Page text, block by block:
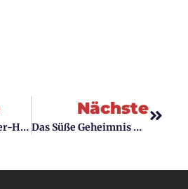
Schnelle Gastgeber-Hacks: Abendessen-Ideen Für Unerwartete Gäste
Nächste
Das Süße Geheimnis Der Küche: Die 7 Beliebtesten Kuchensorten